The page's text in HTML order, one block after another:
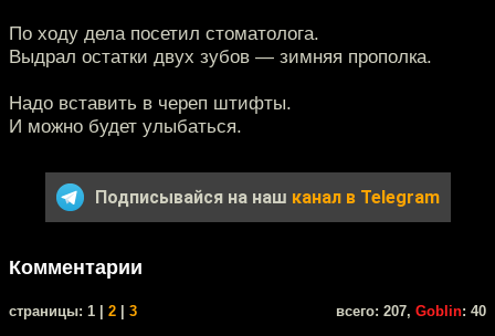
По ходу дела посетил стоматолога.
Выдрал остатки двух зубов — зимняя прополка.
Надо вставить в череп штифты.
И можно будет улыбаться.
Подписывайся на наш канал в Telegram
Комментарии
cтраницы: 1 | 2 3 всего: 207, Goblin: 40